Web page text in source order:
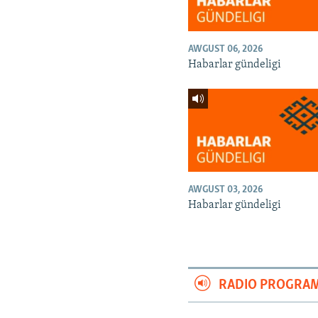
AWGUST 06, 2026
Habarlar gündeligi
AWGUST 03, 2026
Habarlar gündeligi
RADIO